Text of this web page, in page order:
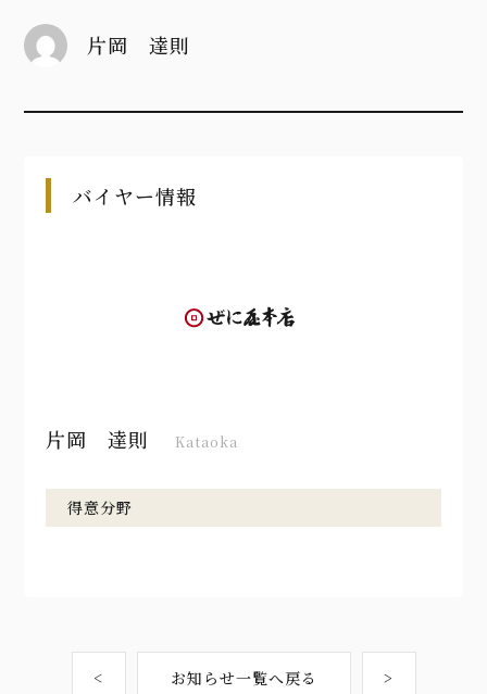
片岡 達則
バイヤー情報
片岡 達則 Kataoka
得意分野
< お知らせ一覧へ戻る >